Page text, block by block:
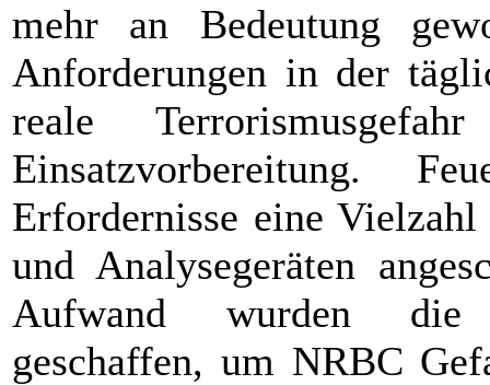
mehr an Bedeutung
Anforderungen in der
reale
Einsatzvorbereitung.
Erfordernisse eine
und Analysegeräten
Aufwand wurden die
geschaffen, um NRBC